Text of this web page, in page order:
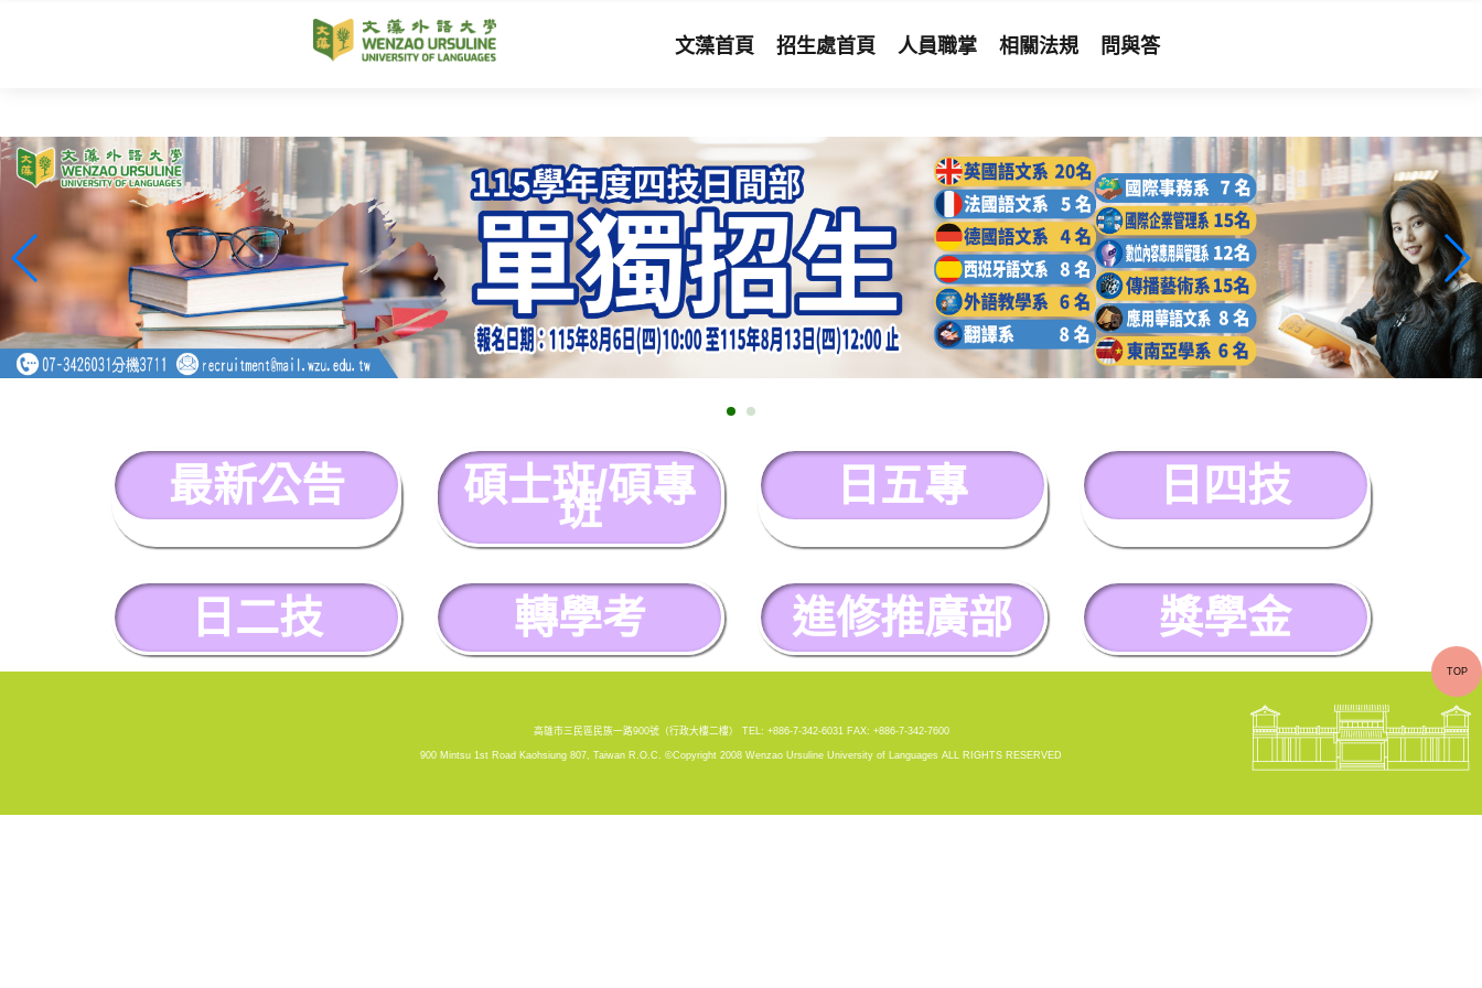
區
文藻首頁 招生處首頁 人員職掌 相關法規 問與答
最新公告 碩士班/碩專
班 日五專 日四技
日二技 轉學考 進修推廣部 獎學金
高雄市三民區民族一路900號（行政大樓二樓） TEL: +886-7-342-6031 FAX: +886-7-342-7600
900 Mintsu 1st Road Kaohsiung 807, Taiwan R.O.C. ©Copyright 2008 Wenzao Ursuline University of Languages ALL RIGHTS RESERVED
TOP